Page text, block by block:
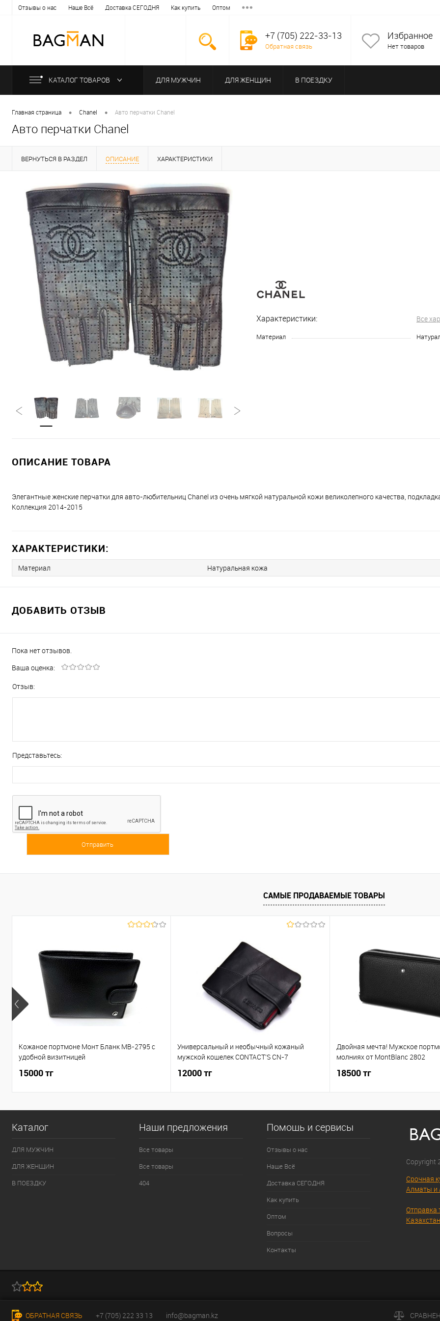
Отзывы о нас Наше Всё Доставка СЕГОДНЯ Как купить Оптом
+7 (705) 222-33-13
Обратная связь
Избранное
Нет товаров
КАТАЛОГ ТОВАРОВ ДЛЯ МУЖЧИН ДЛЯ ЖЕНЩИН В ПОЕЗДКУ
Главная страница • Chanel • Авто перчатки Chanel
Авто перчатки Chanel
ВЕРНУТЬСЯ В РАЗДЕЛ ОПИСАНИЕ ХАРАКТЕРИСТИКИ
Характеристики: Все
Материал
ОПИСАНИЕ ТОВАРА
Элегантные женские перчатки для авто-любительниц Chanel из очень мягкой натуральной кожи великолепного качества,
Коллекция 2014-2015
ХАРАКТЕРИСТИКИ:
Материал Натуральная кожа
ДОБАВИТЬ ОТЗЫВ
Пока нет отзывов.
Ваша оценка:
Отзыв:
Представьтесь:
САМЫЕ ПРОДАВАЕМЫЕ ТОВАРЫ
Кожаное портмоне Монт Бланк MB-2795 c
удобной визитницей
15000 тг
Универсальный и необычный кожаный
мужской кошелек CONTACT'S CN-7
12000 тг
Двойная мечта! Мужское
молниях от MontBlanc 2802
18500 тг
Каталог
ДЛЯ МУЖЧИН
ДЛЯ ЖЕНЩИН
В ПОЕЗДКУ
Наши предложения
Все товары
Все товары
404
Помощь и сервисы
Отзывы о нас
Наше Всё
Доставка СЕГОДНЯ
Как купить
Оптом
Вопросы
Контакты
Copyright
Срочная
Алматы и
Отправка
ОБРАТНАЯ СВЯЗЬ +7 (705) 222 33 13 info@bagman.kz